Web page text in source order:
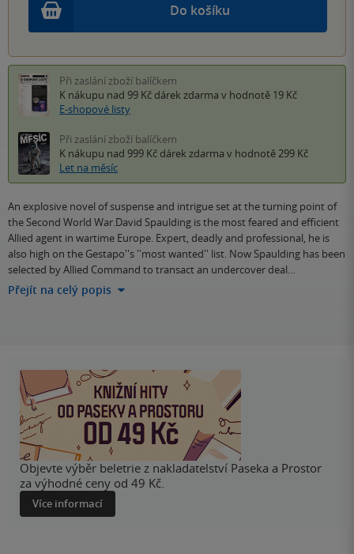
Do košíku
Při zaslání zboží balíčkem
K nákupu nad 99 Kč dárek zdarma v hodnotě 19 Kč
E-shopové listy
Při zaslání zboží balíčkem
K nákupu nad 999 Kč dárek zdarma v hodnotě 299 Kč
Let na měsíc
An explosive novel of suspense and intrigue set at the turning point of
the Second World War.David Spaulding is the most feared and efficient
Allied agent in wartime Europe. Expert, deadly and professional, he is
also high on the Gestapo''s ''most wanted'' list. Now Spaulding has been
selected by Allied Command to transact an undercover deal…
Přejít na celý popis
Objevte výběr beletrie z nakladatelství Paseka a Prostor
za výhodné ceny od 49 Kč.
Více informací